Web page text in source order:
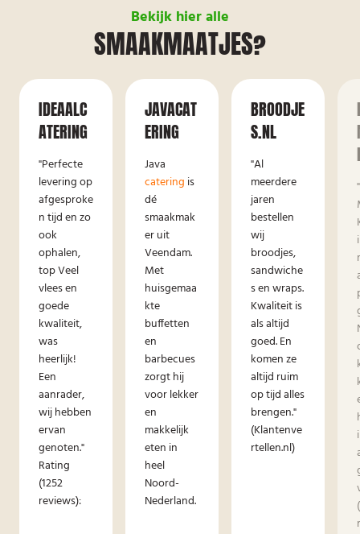
Bekijk hier alle
SMAAKMAATJES?
IDEAALC
ATERING
"Perfecte
levering op
afgesproke
n tijd en zo
ook
ophalen,
top Veel
vlees en
goede
kwaliteit,
was
heerlijk!
Een
aanrader,
wij hebben
ervan
genoten."
Rating
(1252
reviews):
JAVACAT
ERING
Java
catering is
dé
smaakmak
er uit
Veendam.
Met
huisgemaa
kte
buffetten
en
barbecues
zorgt hij
voor lekker
en
makkelijk
eten in
heel
Noord-
Nederland.
BROODJE
S.NL
"Al
meerdere
jaren
bestellen
wij
broodjes,
sandwiche
s en wraps.
Kwaliteit is
als altijd
goed. En
komen ze
altijd ruim
op tijd alles
brengen."
(Klantenve
rtellen.nl)